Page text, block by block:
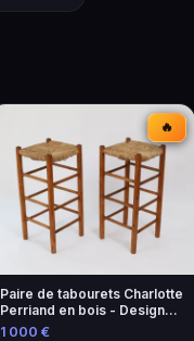
🔥
Paire de tabourets Charlotte
Perriand en bois - Design
iconique
1 000 €